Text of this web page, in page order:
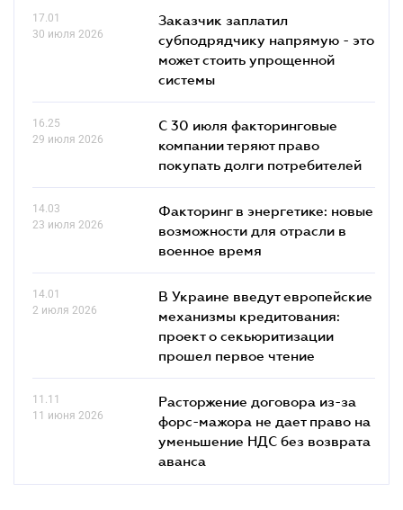
17.01
30 июля 2026
Заказчик заплатил
субподрядчику напрямую - это
может стоить упрощенной
системы
16.25
29 июля 2026
С 30 июля факторинговые
компании теряют право
покупать долги потребителей
14.03
23 июля 2026
Факторинг в энергетике: новые
возможности для отрасли в
военное время
14.01
2 июля 2026
В Украине введут европейские
механизмы кредитования:
проект о секьюритизации
прошел первое чтение
11.11
11 июня 2026
Расторжение договора из-за
форс-мажора не дает право на
уменьшение НДС без возврата
аванса